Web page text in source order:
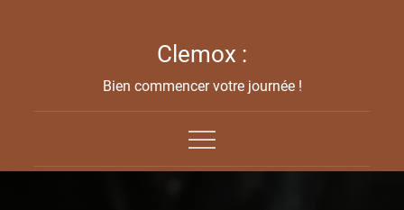
Clemox :
Bien commencer votre journée !